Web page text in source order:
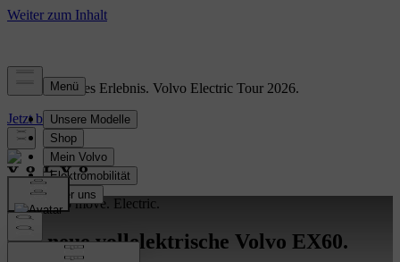
Vollelektrisches Erlebnis. Volvo Electric Tour 2026.
Jetzt buchen
Freedom to move. Electric.
Der neue vollelektrische Volvo EX60.